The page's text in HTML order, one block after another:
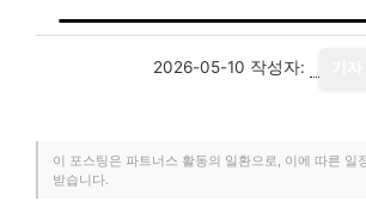
2026-05-10 작성자:
이 포스팅은 파트너스 활동의 일환으로, 이에 따른 일
받습니다.